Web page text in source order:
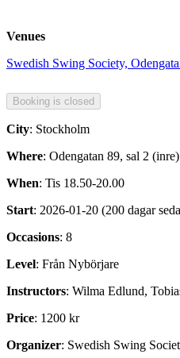
Venues
Swedish Swing Society,
City: Stockholm
Where: Odengatan 89, sal 2 (inre)
When: Tis 18.50-20.00
Start: 2026-01-20 (200 dagar
Occasions: 8
Level: Från Nybörjare
Instructors: Wilma Edlund,
Price: 1200 kr
Organizer: Swedish Swing